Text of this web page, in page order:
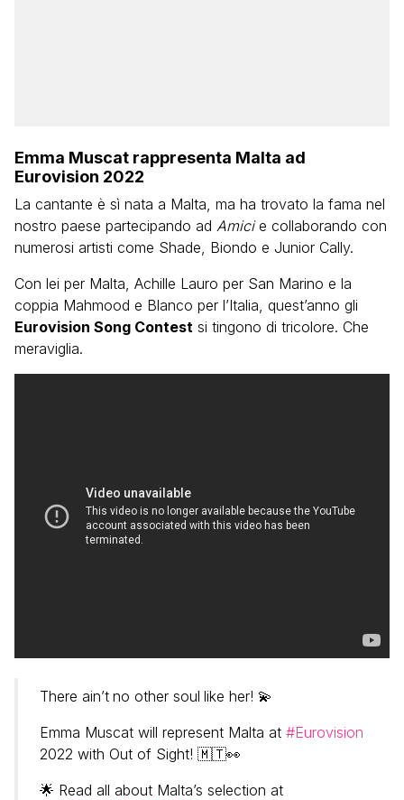
Emma Muscat rappresenta Malta ad
Eurovision 2022
La cantante è sì nata a Malta, ma ha trovato la fama nel
nostro paese partecipando ad Amicie collaborando con
numerosi artisti come Shade, Biondo e Junior Cally.
Con lei per Malta, Achille Lauro per San Marino e la
coppia Mahmood e Blanco per l’Italia, quest’anno gli
Eurovision Song Contest si tingono di tricolore. Che
meraviglia.
There ain’t no other soul like her! 💫
Emma Muscat will represent Malta at #Eurovision
2022 with Out of Sight! 🇲🇹👀
🌟 Read all about Malta’s selection at